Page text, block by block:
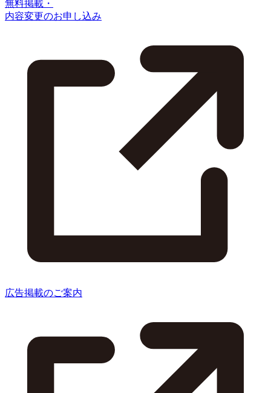
無料掲載・
内容変更のお申し込み
広告掲載のご案内